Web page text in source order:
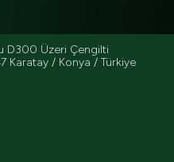
D300 Üzeri Çengilti
Karatay / Konya / Türkiye